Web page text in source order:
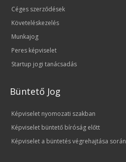
Céges szerződések
Követeléskezelés
Munkajog
Peres képviselet
Startup jogi tanácsadás
Büntető Jog
Képviselet nyomozati szakban
Képviselet büntető bíróság előtt
Képviselet a büntetés végrehajtása során